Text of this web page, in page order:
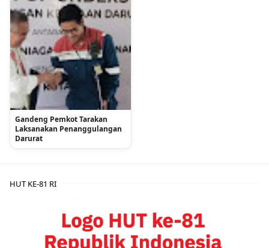
Gandeng Pemkot Tarakan
Laksanakan Penanggulangan
Darurat
HUT KE-81 RI